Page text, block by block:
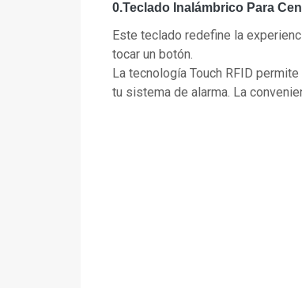
0.Teclado Inalámbrico Para
Este teclado redefine la
tocar un botón.
La tecnología Touch RFID
tu sistema de alarma. La